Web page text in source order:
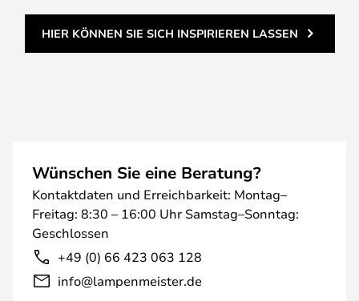
HIER KÖNNEN SIE SICH INSPIRIEREN LASSEN
Wünschen Sie eine Beratung?
Kontaktdaten und Erreichbarkeit: Montag–
Freitag: 8:30 – 16:00 Uhr Samstag–Sonntag:
Geschlossen
+49 (0) 66 423 063 128
info@lampenmeister.de